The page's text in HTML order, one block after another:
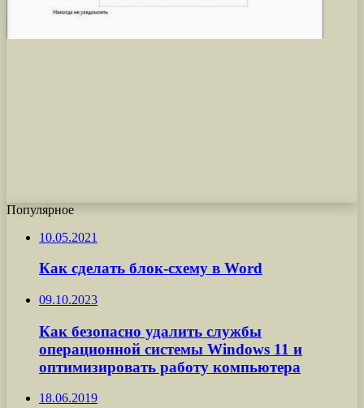
Популярное
10.05.2021
Как сделать блок-схему в Word
09.10.2023
Как безопасно удалить службы
операционной системы Windows 11 и
оптимизировать работу компьютера
18.06.2019